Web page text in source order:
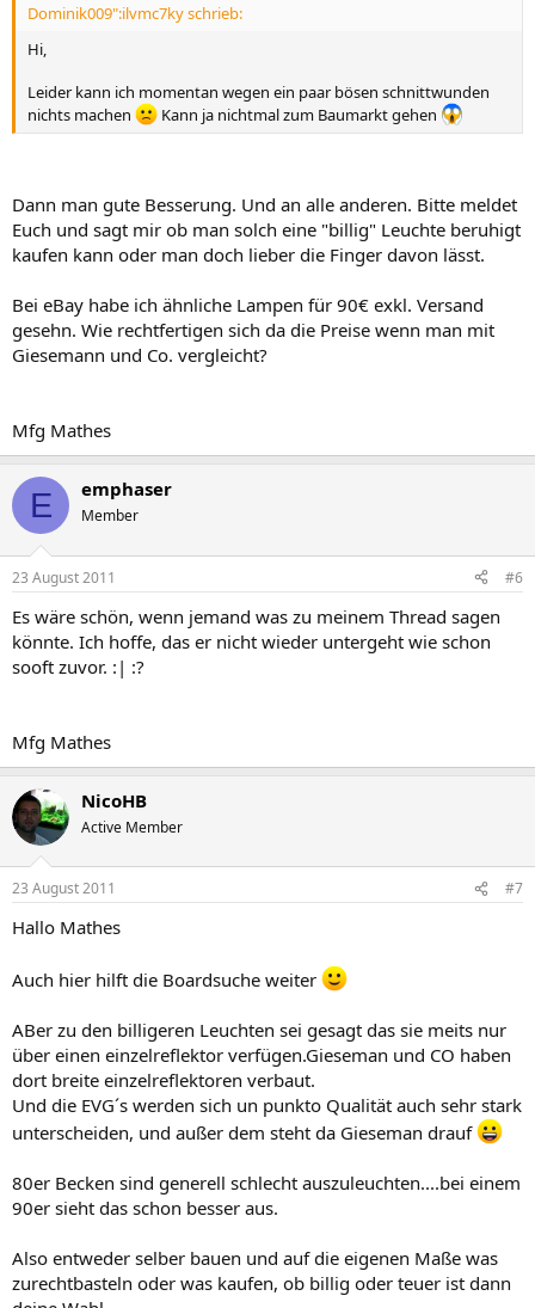
Dominik009":ilvmc7ky schrieb:
Hi,
Leider kann ich momentan wegen ein paar bösen schnittwunden
nichts machen
Kann ja nichtmal zum Baumarkt gehen
Dann man gute Besserung. Und an alle anderen. Bitte meldet
Euch und sagt mir ob man solch eine "billig" Leuchte beruhigt
kaufen kann oder man doch lieber die Finger davon lässt.
Bei eBay habe ich ähnliche Lampen für 90€ exkl. Versand
gesehn. Wie rechtfertigen sich da die Preise wenn man mit
Giesemann und Co. vergleicht?
Mfg Mathes
E emphaser
Member
23 August 2011 #6
Es wäre schön, wenn jemand was zu meinem Thread sagen
könnte. Ich hoffe, das er nicht wieder untergeht wie schon
sooft zuvor. :| :?
Mfg Mathes
NicoHB
Active Member
23 August 2011 #7
Hallo Mathes
Auch hier hilft die Boardsuche weiter
ABer zu den billigeren Leuchten sei gesagt das sie meits nur
über einen einzelreflektor verfügen.Gieseman und CO haben
dort breite einzelreflektoren verbaut.
Und die EVG´s werden sich un punkto Qualität auch sehr stark
unterscheiden, und außer dem steht da Gieseman drauf
80er Becken sind generell schlecht auszuleuchten....bei einem
90er sieht das schon besser aus.
Also entweder selber bauen und auf die eigenen Maße was
zurechtbasteln oder was kaufen, ob billig oder teuer ist dann